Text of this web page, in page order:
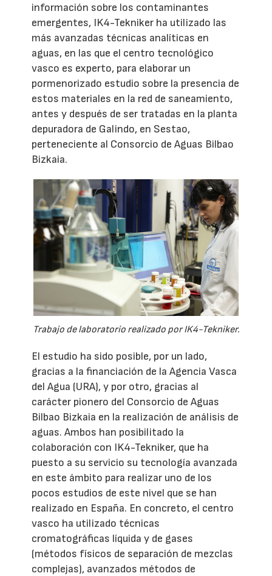
información sobre los contaminantes
emergentes, IK4-Tekniker ha utilizado las
más avanzadas técnicas analíticas en
aguas, en las que el centro tecnológico
vasco es experto, para elaborar un
pormenorizado estudio sobre la presencia de
estos materiales en la red de saneamiento,
antes y después de ser tratadas en la planta
depuradora de Galindo, en Sestao,
perteneciente al Consorcio de Aguas Bilbao
Bizkaia.
Trabajo de laboratorio realizado por IK4-Tekniker.
El estudio ha sido posible, por un lado,
gracias a la financiación de la Agencia Vasca
del Agua (URA), y por otro, gracias al
carácter pionero del Consorcio de Aguas
Bilbao Bizkaia en la realización de análisis de
aguas. Ambos han posibilitado la
colaboración con IK4-Tekniker, que ha
puesto a su servicio su tecnología avanzada
en este ámbito para realizar uno de los
pocos estudios de este nivel que se han
realizado en España. En concreto, el centro
vasco ha utilizado técnicas
cromatográficas líquida y de gases
(métodos físicos de separación de mezclas
complejas), avanzados métodos de